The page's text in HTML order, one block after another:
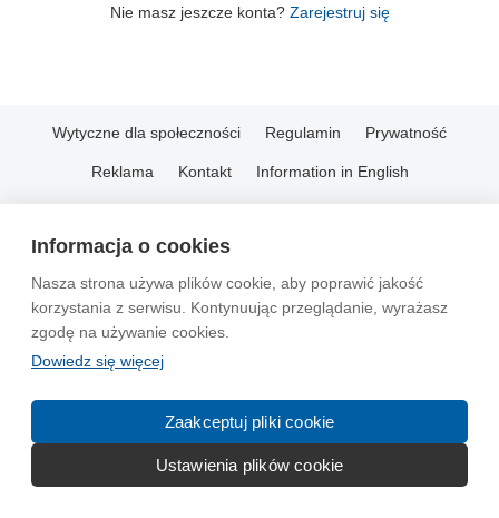
Informacja o cookies
Nasza strona używa plików cookie, aby poprawić jakość
korzystania z serwisu. Kontynuując przeglądanie, wyrażasz
zgodę na używanie cookies.
Dowiedz się więcej
Zaakceptuj pliki cookie
Ustawienia plików cookie
Nie masz jeszcze konta? Zarejestruj się
Wytyczne dla społeczności Regulamin Prywatność
Reklama Kontakt Information in English